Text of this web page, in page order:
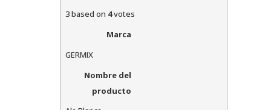
3based on 4votes
Marca
GERMIX
Nombre del
producto